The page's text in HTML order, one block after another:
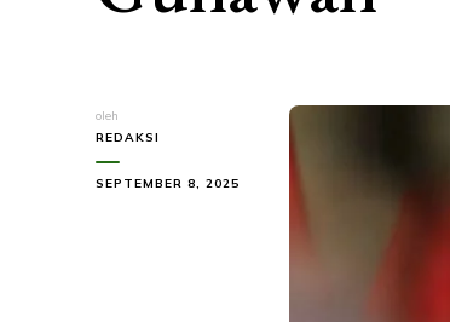
oleh
REDAKSI
SEPTEMBER 8, 2025